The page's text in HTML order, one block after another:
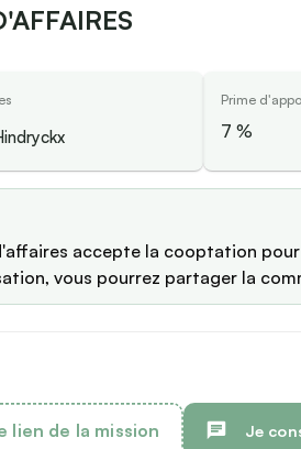
Prime
7 %
accepte la cooptation
vous pourrez partager la
lien de la mission Je